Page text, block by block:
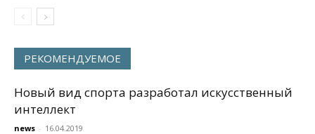
РЕКОМЕНДУЕМОЕ
Новый вид спорта разработал искусственный
интеллект
news - 16.04.2019